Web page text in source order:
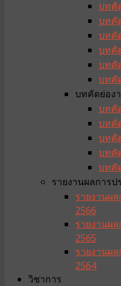
บทคั
บทคั
บทคั
บทคั
บทคั
บทคั
บทคัดย่อง
บทคั
บทคั
บทคั
บทคั
บทคั
รายงานผลการป
รายงานผ
2566
รายงานผ
2565
รายงานผ
2564
วิชาการ